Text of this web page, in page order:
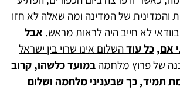
והמדינית של המדינה ומה שאלה לא חזו
לא חייב היה לראות מראש. אבל
אם, כל עודהשלום אינו שרוי בין ישראל
של פרוץ מלחמה במועד כלשהו, קרוב
תמיד, כך שבעניני מלחמה ושלום